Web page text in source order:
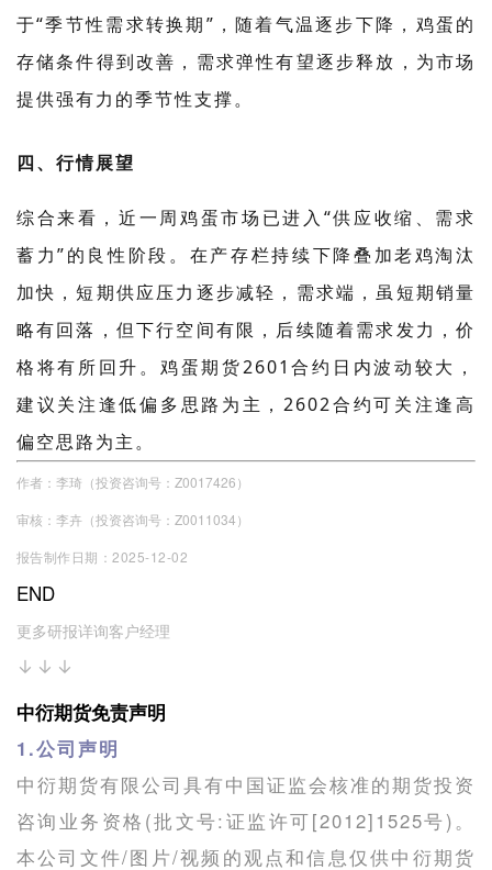
于“季节性需求转换期”，随着气温逐步下降，鸡蛋的
存储条件得到改善，需求弹性有望逐步释放，为市场
提供强有力的季节性支撑。
四、行情展望
综合来看，近一周鸡蛋市场已进入“供应收缩、需求
蓄力”的良性阶段。在产存栏持续下降叠加老鸡淘汰
加快，短期供应压力逐步减轻，需求端，虽短期销量
略有回落，但下行空间有限，后续随着需求发力，价
格将有所回升。鸡蛋期货2601合约日内波动较大，
建议关注逢低偏多思路为主，2602合约可关注逢高
偏空思路为主。
作者：李琦（投资咨询号：Z0017426）
审核：李卉（投资咨询号：Z0011034）
报告制作日期：2025-12-02
END
更多研报详询客户经理
↓↓↓
中衍期货免责声明
1.公司声明
中衍期货有限公司具有中国证监会核准的期货投资
咨询业务资格(批文号:证监许可[2012]1525号)。
本公司文件/图片/视频的观点和信息仅供中衍期货